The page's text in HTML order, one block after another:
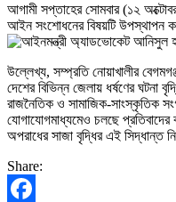
আগামী সপ্তাহের সোমবার (১২
আইন সংশোধনের বিষয়টি উপস্থাপন
উল্লেখ্য, সম্প্রতি নোয়াখালীর
দেশের বিভিন্ন জেলায় ধর্ষণের ঘটনা
রাজনৈতিক ও সামাজিক-সাংস্কৃতিক
যোগাযোগমাধ্যমেও চলছে
অপরাধের সাজা বৃদ্ধির এই সিদ্ধান্ত
Share: